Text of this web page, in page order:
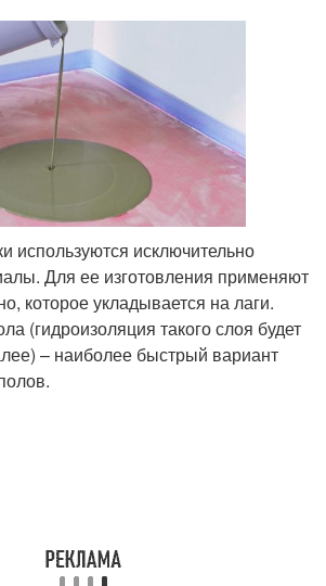
используются исключительно
Для ее изготовления применяют
которое укладывается на лаги.
(гидроизоляция такого слоя будет
– наиболее быстрый вариант